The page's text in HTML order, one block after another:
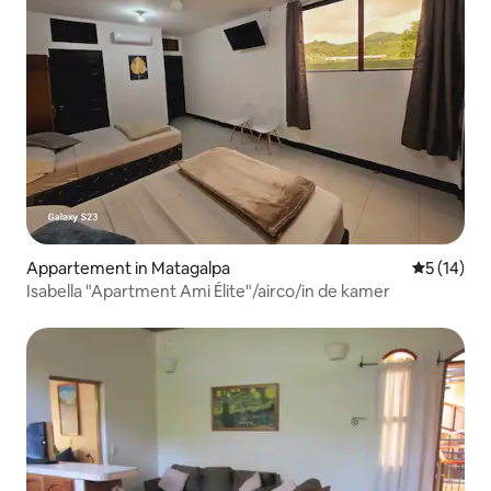
Appartement in Matagalpa
5 (14)
Isabella "Apartment Ami Élite"/airco/in de kamer